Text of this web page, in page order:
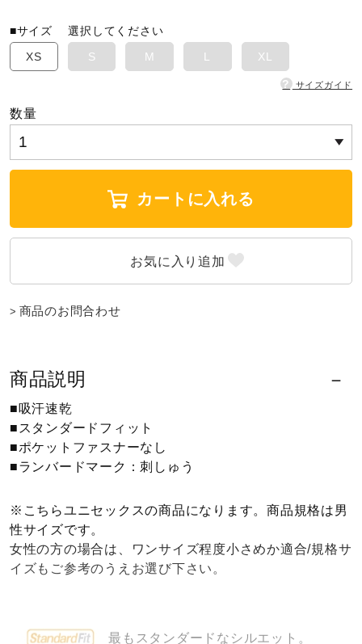
卓球
柔道
ライフスタイルグッズ
インナー
寝具／ミズノスリープ
アウトドア／レイン
サポーター
■サイズ選択してください
XS
S M L XL
? サイズガイド
数量
カートに入れる
商品のお問合わせ
商品説明
■吸汗速乾
■スタンダードフィット
■ポケットファスナーなし
■ランバードマーク：刺しゅう
※こちらユニセックスの商品になります。商品規格は男
性サイズです。
女性の方の場合は、ワンサイズ程度小さめか適合/規格サ
イズもご参考のうえお選び下さい。
最もスタンダードなシルエット。